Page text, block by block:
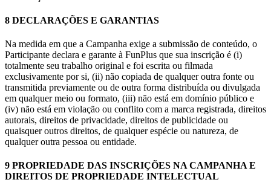
8 DECLARAÇÕES E GARANTIAS
Na medida em que a Campanha exige a submissão de conteúdo, o
Participante declara e garante à FunPlus que sua inscrição é (i)
totalmente seu trabalho original e foi escrita ou filmada
exclusivamente por si, (ii) não copiada de qualquer outra fonte ou
transmitida previamente ou de outra forma distribuída ou divulgada
em qualquer meio ou formato, (iii) não está em domínio público e
(iv) não está em violação ou conflito com a marca registrada, direitos
autorais, direitos de privacidade, direitos de publicidade ou
quaisquer outros direitos, de qualquer espécie ou natureza, de
qualquer outra pessoa ou entidade.
9 PROPRIEDADE DAS INSCRIÇÕES NA CAMPANHA E
DIREITOS DE PROPRIEDADE INTELECTUAL